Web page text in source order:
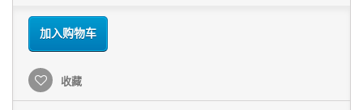
加入购物车
收藏